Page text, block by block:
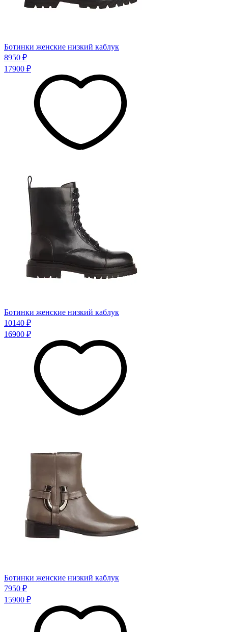
Ботинки женские низкий каблук
8950 ₽
17900 ₽
Ботинки женские низкий каблук
10140 ₽
16900 ₽
Ботинки женские низкий каблук
7950 ₽
15900 ₽